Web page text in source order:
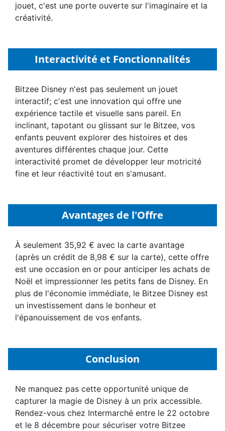
jouet, c'est une porte ouverte sur l'imaginaire et la
créativité.
Interactivité et Fonctionnalités
Bitzee Disney n'est pas seulement un jouet
interactif; c'est une innovation qui offre une
expérience tactile et visuelle sans pareil. En
inclinant, tapotant ou glissant sur le Bitzee, vos
enfants peuvent explorer des histoires et des
aventures différentes chaque jour. Cette
interactivité promet de développer leur motricité
fine et leur réactivité tout en s'amusant.
Avantages de l'Offre
À seulement 35,92 € avec la carte avantage
(après un crédit de 8,98 € sur la carte), cette offre
est une occasion en or pour anticiper les achats de
Noël et impressionner les petits fans de Disney. En
plus de l'économie immédiate, le Bitzee Disney est
un investissement dans le bonheur et
l'épanouissement de vos enfants.
Conclusion
Ne manquez pas cette opportunité unique de
capturer la magie de Disney à un prix accessible.
Rendez-vous chez Intermarché entre le 22 octobre
et le 8 décembre pour sécuriser votre Bitzee